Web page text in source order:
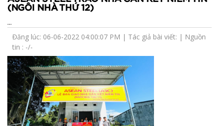
(NGÔI NHÀ THỨ 12)
...
Đăng lúc: 06-06-2022 04:00:07 PM | Tác giả bài viết: | Nguồn
tin : -/-